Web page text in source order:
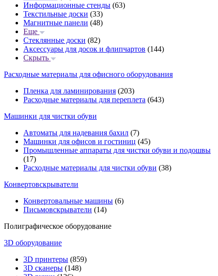
Информационные стенды (63)
Текстильные доски (33)
Магнитные панели (48)
Еще
Стеклянные доски (82)
Аксессуары для досок и флипчартов (144)
Скрыть
Расходные материалы для офисного оборудования
Пленка для ламинирования (203)
Расходные материалы для переплета (643)
Машинки для чистки обуви
Автоматы для надевания бахил (7)
Машинки для офисов и гостиниц (45)
Промышленные аппараты для чистки обуви и подошвы
(17)
Расходные материалы для чистки обуви (38)
Конвертовскрыватели
Конвертовальные машины (6)
Письмовскрыватели (14)
Полиграфическое оборудование
3D оборудование
3D принтеры (859)
3D сканеры (148)